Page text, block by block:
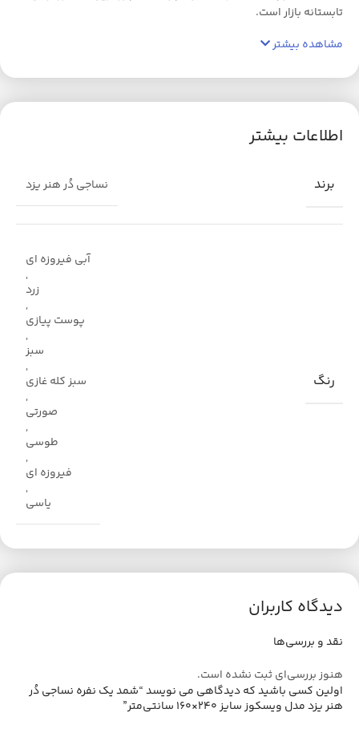
تابستانه بازار است.
مشاهده بیشتر
اطلاعات بیشتر
برند نساجی دُر هنر یزد
رنگ
آبی فیروزه ای
,
زرد
,
پوست پیازی
,
سبز
,
سبز کله غازی
,
صورتی
,
طوسی
,
فیروزه ای
,
یاسی
دیدگاه کاربران
نقد و بررسی‌ها
هنوز بررسی‌ای ثبت نشده است.
اولین کسی باشید که دیدگاهی می نویسد “شمد یک نفره نساجی دُر
هنر یزد مدل ویسکوز سایز 240×160 سانتی‌متر”